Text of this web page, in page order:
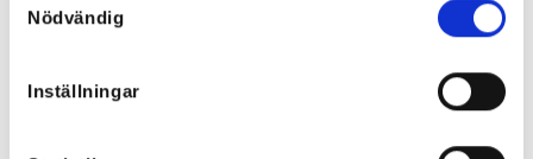
Nödvändig
Inställningar